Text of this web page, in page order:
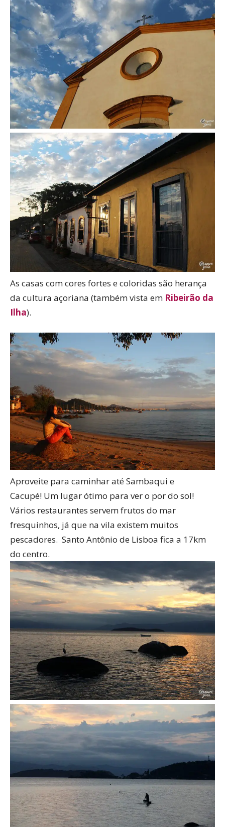
As casas com cores fortes e coloridas são herança
da cultura açoriana (também vista em Ribeirão da
Ilha).
Aproveite para caminhar até Sambaqui e
Cacupé! Um lugar ótimo para ver o por do sol!
Vários restaurantes servem frutos do mar
fresquinhos, já que na vila existem muitos
pescadores. Santo Antônio de Lisboa fica a 17km
do centro.